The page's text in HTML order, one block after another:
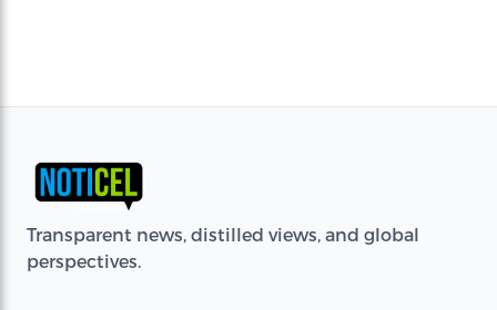
Transparent news, distilled views, and global
perspectives.